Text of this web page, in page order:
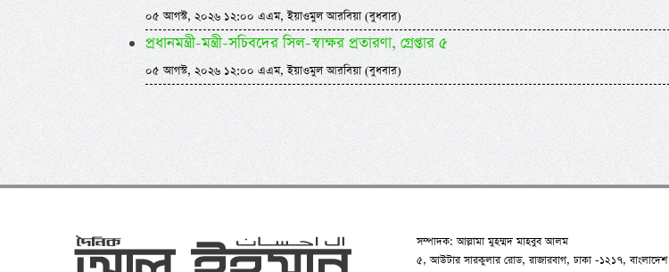
০৫ আগস্ট, ২০২৬ ১২:০০ এএম, ইয়াওমুল আরবিয়া (বুধবার)
প্রধানমন্ত্রী-মন্ত্রী-সচিবদের সিল-স্বাক্ষর প্রতারণা, গ্রেপ্তার ৫
০৫ আগস্ট, ২০২৬ ১২:০০ এএম, ইয়াওমুল আরবিয়া (বুধবার)
সম্পাদক: আল্লামা মুহম্মদ মাহবুব আলম
৫, আউটার সারকুলার রোড, রাজারবাগ, ঢাকা -১২১৭, বাংলাদেশ।